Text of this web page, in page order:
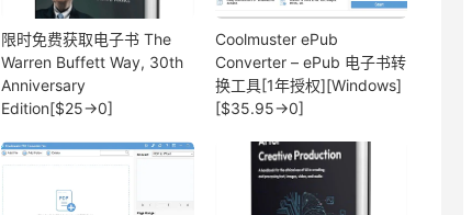
限时免费获取电子书 The
Warren Buffett Way, 30th
Anniversary
Edition[$25→0]
Coolmuster ePub
Converter – ePub 电子书转
换工具[1年授权][Windows]
[$35.95→0]